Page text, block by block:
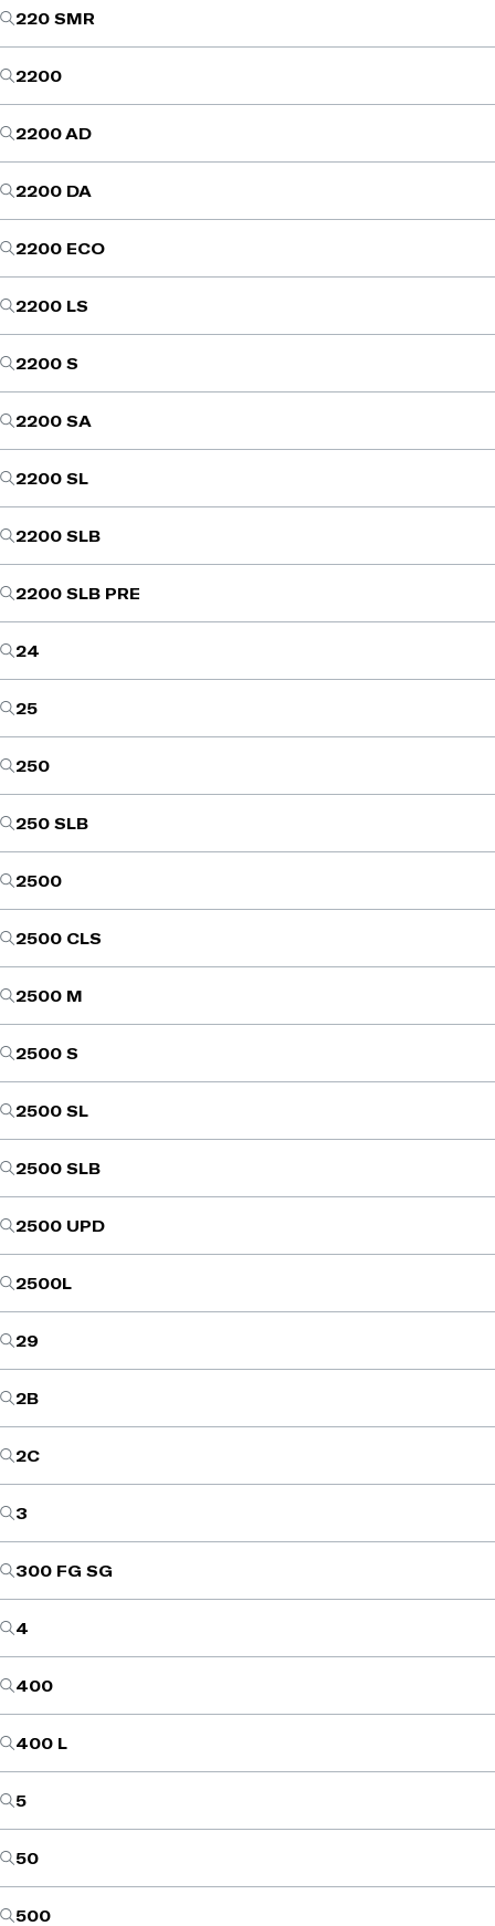
220 SMR
2200
2200 AD
2200 DA
2200 ECO
2200 LS
2200 S
2200 SA
2200 SL
2200 SLB
2200 SLB PRE
24
25
250
250 SLB
2500
2500 CLS
2500 M
2500 S
2500 SL
2500 SLB
2500 UPD
2500L
29
2B
2C
3
300 FG SG
4
400
400 L
5
50
500